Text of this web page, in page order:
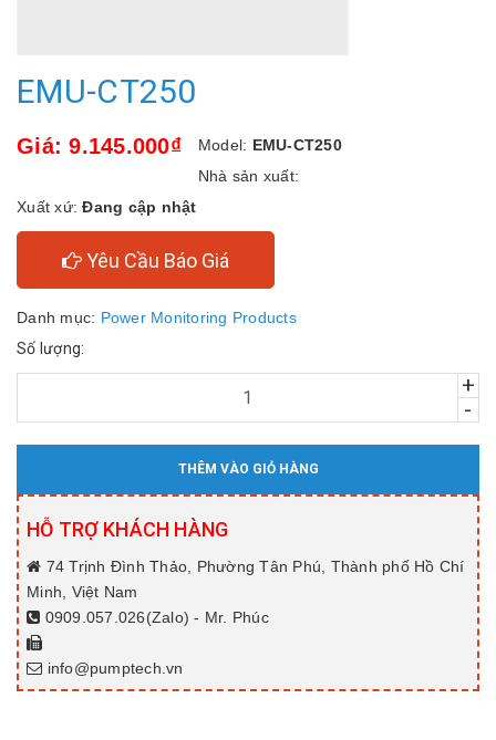
EMU-CT250
Giá: 9.145.000₫ Model: EMU-CT250
Nhà sản xuất:
Xuất xứ:Đang cập nhật
Yêu Cầu Báo Giá
Danh mục: Power Monitoring Products
Số lượng:
+
-
THÊM VÀO GIỎ HÀNG
HỖ TRỢ KHÁCH HÀNG
74 Trịnh Đình Thảo, Phường Tân Phú, Thành phố Hồ Chí
Minh, Việt Nam
0909.057.026(Zalo) - Mr. Phúc
info@pumptech.vn